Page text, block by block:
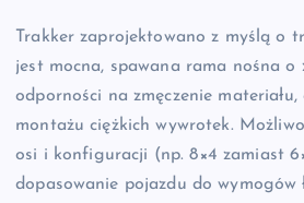
Trakker zaprojektowano z myślą o
jest mocna, spawana rama nośna o
odporności na zmęczenie
montażu ciężkich wywrotek.
osi i konfiguracji (np. 8×4 zamiast
dopasowanie pojazdu do wymogów